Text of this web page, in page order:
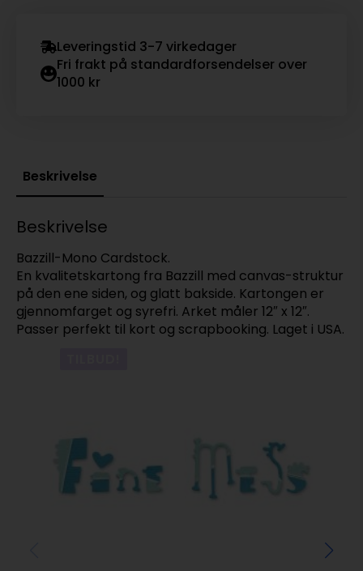
Leveringstid 3-7 virkedager
Fri frakt på standardforsendelser over
1000 kr
Beskrivelse
Beskrivelse
Bazzill-Mono Cardstock.
En kvalitetskartong fra Bazzill med canvas-struktur
på den ene siden, og glatt bakside. Kartongen er
gjennomfarget og syrefri. Arket måler 12″ x 12″.
Passer perfekt til kort og scrapbooking. Laget i USA.